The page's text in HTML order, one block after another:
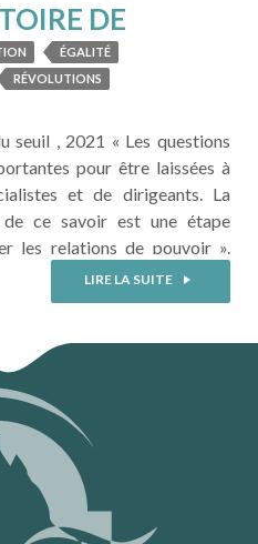
DE
ÉGALITÉ
RÉVOLUTIONS
seuil , 2021 « Les questions
pour être laissées à
et de dirigeants. La
ce savoir est une étape
les relations de pouvoir ».
Thomas Piketty à écrire
dont le Capital au 21e
SUITE
LIRE LA SUITE